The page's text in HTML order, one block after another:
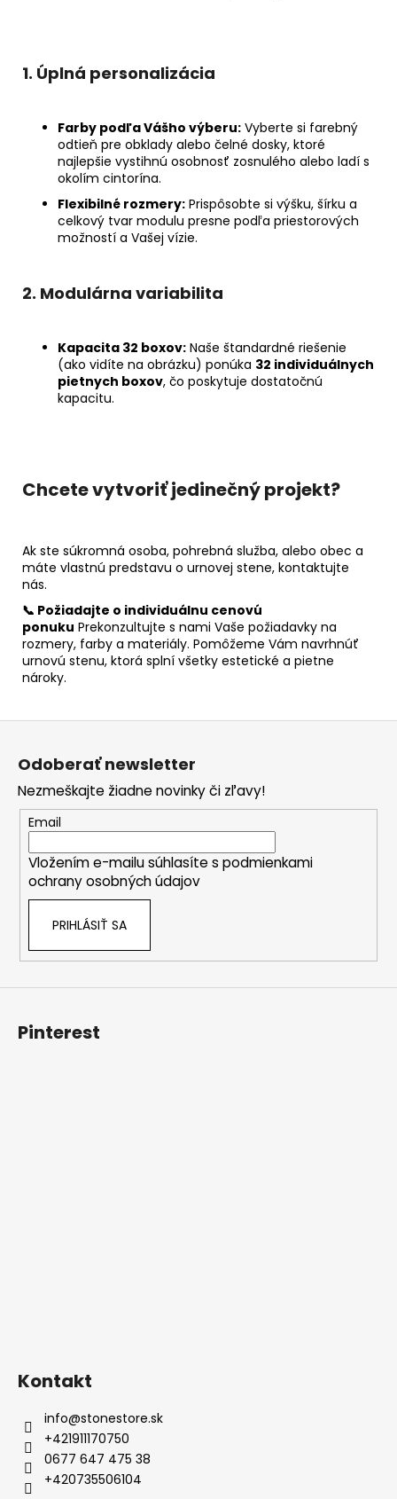
1. Úplná personalizácia
Farby podľa Vášho výberu: Vyberte si farebný
odtieň pre obklady alebo čelné dosky, ktoré
najlepšie vystihnú osobnosť zosnulého alebo ladí s
okolím cintorína.
Flexibilné rozmery: Prispôsobte si výšku, šírku a
celkový tvar modulu presne podľa priestorových
možností a Vašej vízie.
2. Modulárna variabilita
Kapacita 32 boxov: Naše štandardné riešenie
(ako vidíte na obrázku) ponúka 32 individuálnych
pietnych boxov, čo poskytuje dostatočnú
kapacitu.
Chcete vytvoriť jedinečný projekt?
Ak ste súkromná osoba, pohrebná služba, alebo obec a
máte vlastnú predstavu o urnovej stene, kontaktujte
nás.
📞 Požiadajte o individuálnu cenovú
ponuku Prekonzultujte s nami Vaše požiadavky na
rozmery, farby a materiály. Pomôžeme Vám navrhnúť
urnovú stenu, ktorá splní všetky estetické a pietne
nároky.
Odoberať newsletter
Nezmeškajte žiadne novinky či zľavy!
Email
Vložením e-mailu súhlasíte s podmienkami
ochrany osobných údajov
PRIHLÁSIŤ SA
Pinterest
Kontakt
info@stonestore.sk
+421911170750
0677 647 475 38
+420735506104